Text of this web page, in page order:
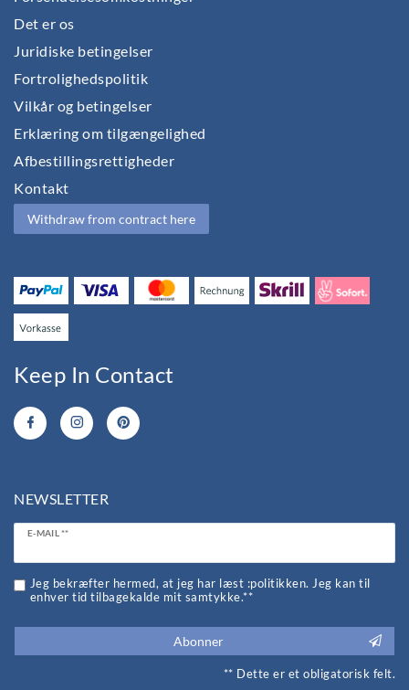
Det er os
Juridiske betingelser
Fortrolighedspolitik
Vilkår og betingelser
Erklæring om tilgængelighed
Afbestillingsrettigheder
Kontakt
Withdraw from contract here
Keep In Contact
NEWSLETTER
E-MAIL **
Ceres::Template.newsletterHoneypotLabel
Jeg bekræfter hermed, at jeg har læst :politikken. Jeg kan til
enhver tid tilbagekalde mit samtykke.**
Abonner
** Dette er et obligatorisk felt.